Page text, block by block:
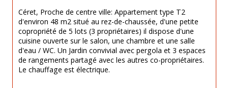
Céret, Proche de centre ville: Appartement type T2
d'environ 48 m2 situé au rez-de-chaussée, d'une petite
copropriété de 5 lots (3 propriétaires) il dispose d'une
cuisine ouverte sur le salon, une chambre et une salle
d'eau / WC. Un Jardin convivial avec pergola et 3 espaces
de rangements partagé avec les autres co-propriétaires.
Le chauffage est électrique.